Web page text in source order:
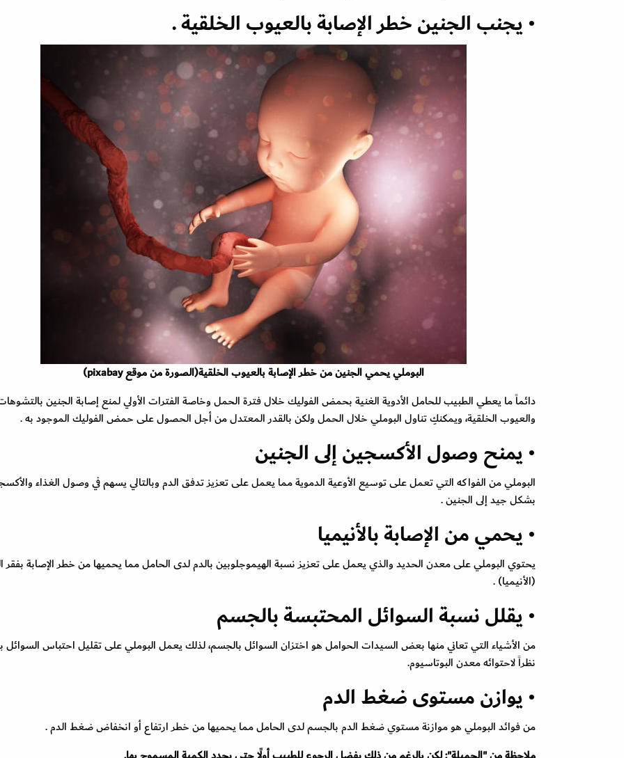
• يجنب الجنين خطر الإصابة بالعيوب الخلقية .
البوملي يحمي الجنين من خطر الإصابة بالعيوب الخلقية(الصورة من موقع pixabay)
دائماً ما يعطي الطبيب للحامل الأدوية الغنية بحمض الفوليك خلال فترة الحمل وخاصة الفترات الأولي لمنع إصابة الجنين
والعيوب الخلقية، ويمكنكِ تناول البوملي خلال الحمل ولكن بالقدر المعتدل من أجل الحصول على حمض الفوليك الموجود به .
• يمنح وصول الأكسجين إلى الجنين
البوملي من الفواكه التي تعمل على توسيع الأوعية الدموية مما يعمل على تعزيز تدفق الدم وبالتالي يسهم في وصول الغذاء
بشكل جيد إلى الجنين .
• يحمي من الإصابة بالأنيميا
يحتوي البوملي على معدن الحديد والذي يعمل على تعزيز نسبة الهيموجلوبين بالدم لدى الحامل مما يحميها من خطر الإصابة بفقر
(الأنيميا) .
• يقلل نسبة السوائل المحتبسة بالجسم
من الأشياء التي تعاني منها بعض السيدات الحوامل هو اختزان السوائل بالجسم، لذلك يعمل البوملي على تقليل احتباس السوائل
نظراً لاحتوائه معدن البوتاسيوم.
• يوازن مستوى ضغط الدم
من فوائد البوملي هو موازنة مستوي ضغط الدم بالجسم لدى الحامل مما يحميها من خطر ارتفاع أو انخفاض ضغط الدم .